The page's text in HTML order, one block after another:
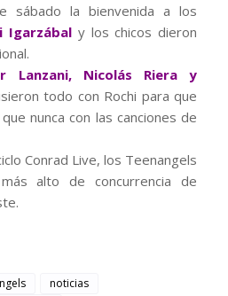
sábado la bienvenida a los
Igarzábal y los chicos dieron
Lanzani, Nicolás Riera y
todo con Rochi para que
nunca con las canciones de
Conrad Live, los Teenangels
alto de concurrencia de
noticias